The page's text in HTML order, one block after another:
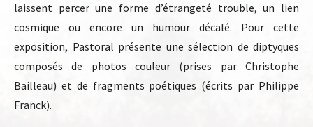
laissent percer une forme d’étrangeté trouble, un lien
cosmique ou encore un humour décalé. Pour cette
exposition, Pastoral présente une sélection de diptyques
composés de photos couleur (prises par Christophe
Bailleau) et de fragments poétiques (écrits par Philippe
Franck).